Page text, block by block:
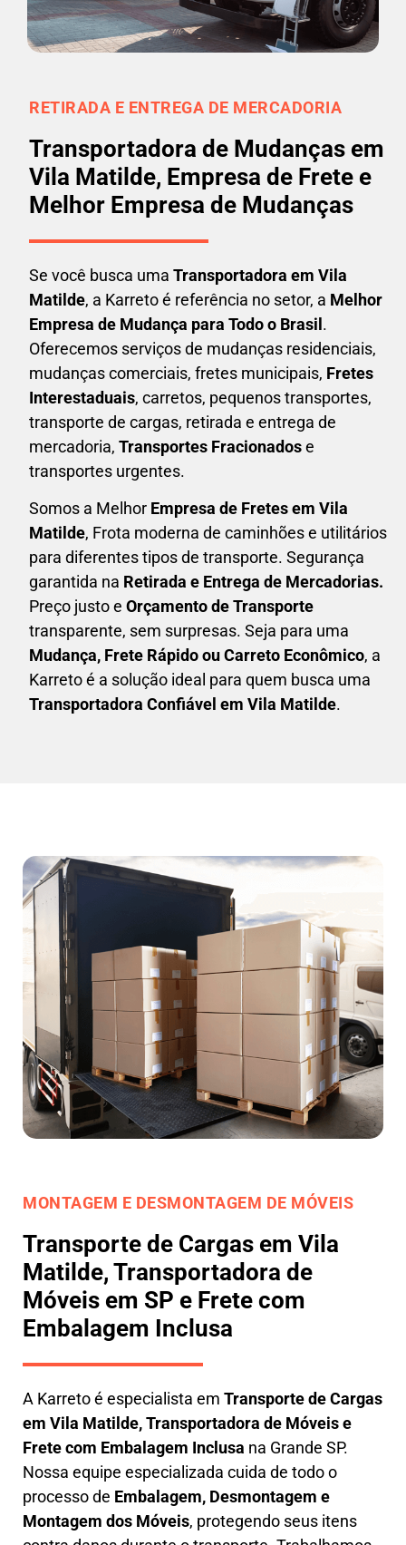
RETIRADA E ENTREGA DE MERCADORIA
Transportadora de Mudanças em
Vila Matilde, Empresa de Frete e
Melhor Empresa de Mudanças
Se você busca uma Transportadora em Vila
Matilde, a Karreto é referência no setor, a Melhor
Empresa de Mudança para Todo o Brasil.
Oferecemos serviços de mudanças residenciais,
mudanças comerciais, fretes municipais, Fretes
Interestaduais, carretos, pequenos transportes,
transporte de cargas, retirada e entrega de
mercadoria, Transportes Fracionadose
transportes urgentes.
Somos a Melhor Empresa de Fretes em Vila
Matilde, Frota moderna de caminhões e utilitários
para diferentes tipos de transporte. Segurança
garantida na Retirada e Entrega de Mercadorias.
Preço justo e Orçamento de Transporte
transparente, sem surpresas. Seja para uma
Mudança, Frete Rápido ou Carreto Econômico, a
Karretoé a solução ideal para quem busca uma
Transportadora Confiável em Vila Matilde.
MONTAGEM E DESMONTAGEM DE MÓVEIS
Transporte de Cargas em Vila
Matilde, Transportadora de
Móveis em SP e Frete com
Embalagem Inclusa
A Karretoé especialista em Transporte de Cargas
em Vila Matilde,Transportadora de Móveis e
Frete com Embalagem Inclusa na Grande SP.
Nossa equipe especializada cuida de todo o
processo de Embalagem, Desmontagem e
Montagem dos Móveis, protegendo seus itens